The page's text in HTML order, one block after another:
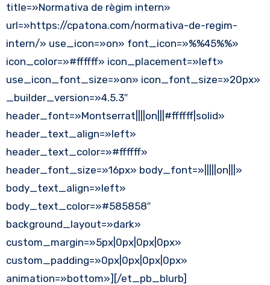
title=»Normativa de règim intern»
url=»https://cpatona.com/normativa-de-regim-
intern/» use_icon=»on» font_icon=»%%45%%»
icon_color=»#ffffff» icon_placement=»left»
use_icon_font_size=»on» icon_font_size=»20px»
_builder_version=»4.5.3″
header_font=»Montserrat||||on|||#ffffff|solid»
header_text_align=»left»
header_text_color=»#ffffff»
header_font_size=»16px» body_font=»|||||on|||»
body_text_align=»left»
body_text_color=»#585858″
background_layout=»dark»
custom_margin=»5px|0px|0px|0px»
custom_padding=»0px|0px|0px|0px»
animation=»bottom»][/et_pb_blurb]